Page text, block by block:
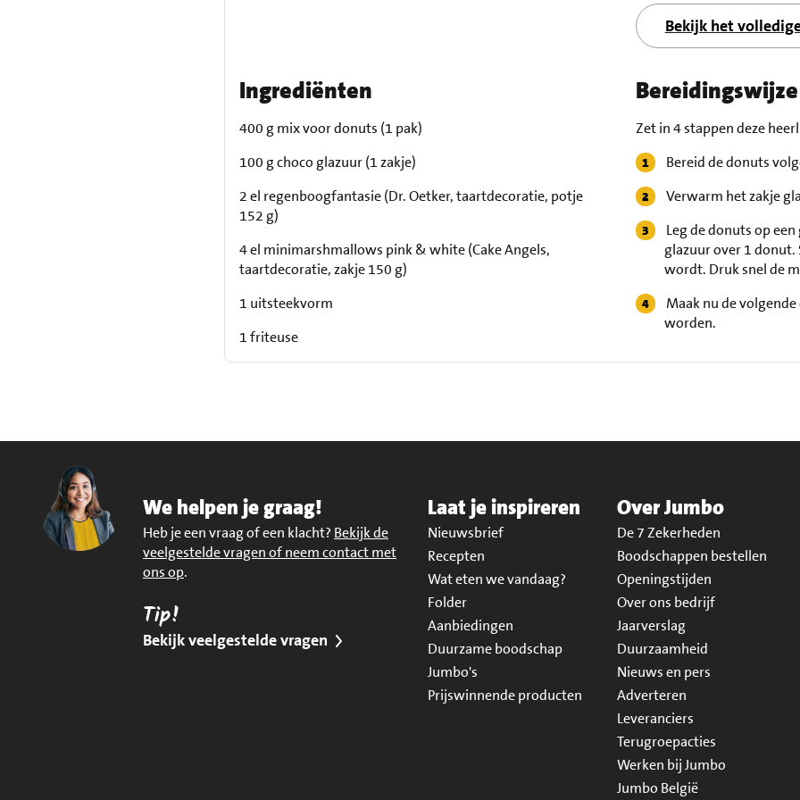
Bekijk het
Ingrediënten
400 g mix voor donuts (1 pak)
100 g choco glazuur (1 zakje)
2 el regenboogfantasie (Dr. Oetker, taartdecoratie, potje
152 g)
4 el minimarshmallows pink & white (Cake Angels,
taartdecoratie, zakje 150 g)
1 uitsteekvorm
1 friteuse
Bereidingswijze
Zet in 4 stappen deze
Bereid de donuts
Verwarm het zakje
Leg de donuts op
glazuur over 1
wordt. Druk snel de
Maak nu de
worden.
We helpen je graag!
Heb je een vraag of een klacht? Bekijk de
veelgestelde vragen of neem contact met
ons op.
Tip!
Bekijk veelgestelde vragen
Laat je inspireren
Nieuwsbrief
Recepten
Wat eten we vandaag?
Folder
Aanbiedingen
Duurzame boodschap
Jumbo's
Prijswinnende producten
Over Jumbo
De 7 Zekerheden
Boodschappen bestellen
Openingstijden
Over ons bedrijf
Jaarverslag
Duurzaamheid
Nieuws en pers
Adverteren
Leveranciers
Terugroepacties
Werken bij Jumbo
Jumbo België